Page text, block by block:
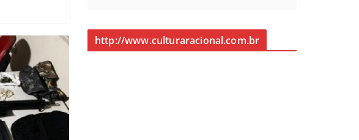
http://www.culturaracional.com.br